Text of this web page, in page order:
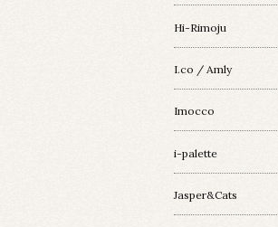
Hi-Rimoju
I.co / Amly
Imocco
i-palette
Jasper&Cats